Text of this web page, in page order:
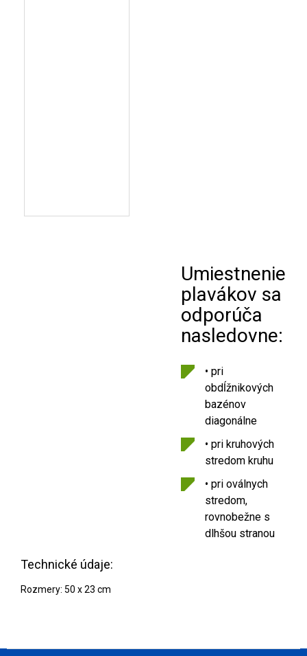
Umiestnenie
plavákov sa
odporúča
nasledovne:
• pri
obdĺžnikových
bazénov
diagonálne
• pri kruhových
stredom kruhu
• pri oválnych
stredom,
rovnobežne s
dlhšou stranou
Technické údaje:
Rozmery: 50 x 23 cm